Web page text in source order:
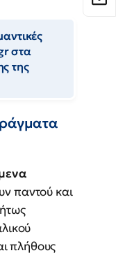
στα
της
παντού και
πλήθους